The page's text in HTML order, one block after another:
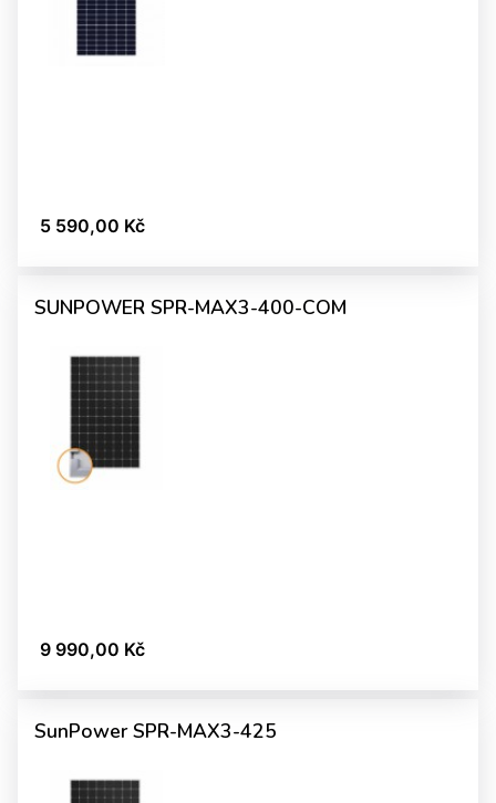
5 590,00 Kč
SUNPOWER SPR-MAX3-400-COM
9 990,00 Kč
SunPower SPR-MAX3-425